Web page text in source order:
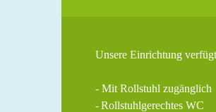
Unsere Einrichtung
- Mit Rollstuhl zugänglich
-Rollstuhlgerechtes WC